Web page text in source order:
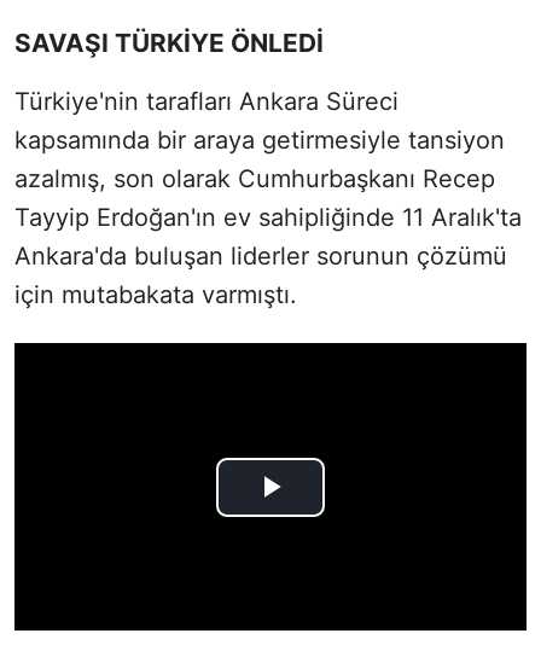
SAVAŞI TÜRKİYE ÖNLEDİ
Türkiye'nin tarafları Ankara Süreci
kapsamında bir araya getirmesiyle tansiyon
azalmış, son olarak Cumhurbaşkanı Recep
Tayyip Erdoğan'ın ev sahipliğinde 11 Aralık'ta
Ankara'da buluşan liderler sorunun çözümü
için mutabakata varmıştı.